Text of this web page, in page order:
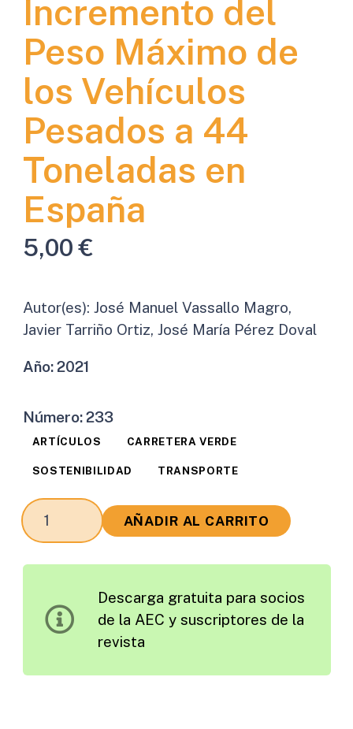
Incremento del
Peso Máximo de
los Vehículos
Pesados a 44
Toneladas en
España
5,00€
Autor(es): José Manuel Vassallo Magro,
Javier Tarriño Ortiz, José María Pérez Doval
Año:2021
Número:233
ARTÍCULOS CARRETERA VERDE
SOSTENIBILIDAD TRANSPORTE
Impacto
y
Incremento
AÑADIR AL CARRITO
Descarga gratuita para socios
de la AEC y suscriptores de la
revista